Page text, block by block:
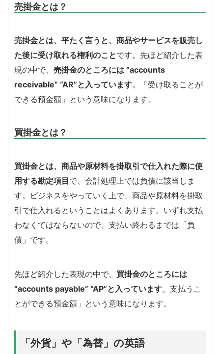
売掛金とは？
売掛金とは、平たく言うと、商品やサービスを販売し
た後に受け取れる権利のことです。先ほど紹介した表
現の中で、 売掛金のところには “accounts
receivable” “AR”と入っています。「受け取ることが
できる預金額」という意味になります。
買掛金とは？
買掛金とは、商品や原材料を掛取引で仕入れた際に使
用する勘定項目で、会計処理上では負債に該当しま
す。ビジネスをやっていく上で、商品や原材料を掛取
引で仕入れるということはよくあります。いずれ支払
わなくてはならないので、支払い終わるまでは「負
債」です。
先ほど紹介した表現の中で、 買掛金のところには
“accounts payable” “AP”と入っています。支払うこ
とができる預金額」という意味になります。
「外貨」や「為替」の英語